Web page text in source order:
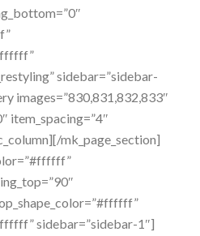
sidebar=”sidebar-
images=”830,831,832,833″
item_spacing=”4″
mk_page_section]
sidebar=”sidebar-1″]